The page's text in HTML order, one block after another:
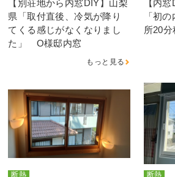
【別荘地から内窓DIY】山梨
県「取付直後、冷気が降り
てくる感じがなくなりまし
た」 O様邸内窓
もっと見る
【内
「初
所20
断熱 断熱